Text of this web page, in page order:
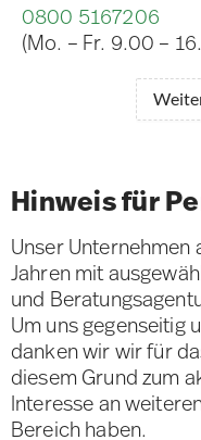
0800 5167206
(Mo. – Fr. 9.00 –
Hinweis für
Unser
Jahren mit
und
Um uns gegenseitig
danken wir wir für
diesem Grund zum
Interesse an
Bereich haben.